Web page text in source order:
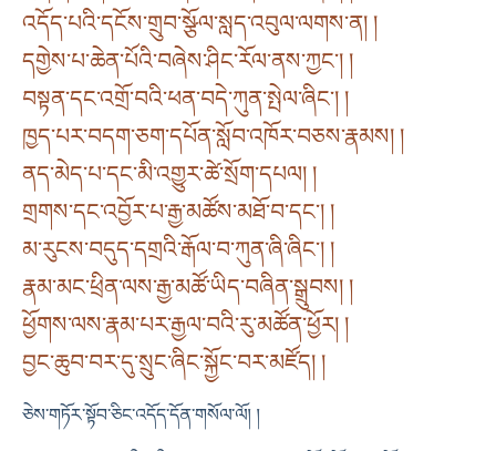
འདོད་པའི་དངོས་གྲུབ་སྩོལ་སླད་འབུལ་ལགས་ན། །
དགྱེས་པ་ཆེན་པོའི་བཞེས་ཤིང་རོལ་ནས་ཀྱང༌། །
བསྟན་དང་འགྲོ་བའི་ཕན་བདེ་ཀུན་སྤེལ་ཞིང༌། །
ཁྱད་པར་བདག་ཅག་དཔོན་སློབ་འཁོར་བཅས་རྣམས། །
ནད་མེད་པ་དང་མི་འགྱུར་ཚེ་སྲོག་དཔལ། །
གྲགས་དང་འབྱོར་པ་རྒྱ་མཚོས་མཐོ་བ་དང༌། །
མ་རུངས་བདུད་དགྲའི་རྒོལ་བ་ཀུན་ཞི་ཞིང༌། །
རྣམ་མང་ཕྲིན་ལས་རྒྱ་མཚོ་ཡིད་བཞིན་སྒྲུབས། །
ཕྱོགས་ལས་རྣམ་པར་རྒྱལ་བའི་རུ་མཚོན་ཕྱོར། །
བྱང་ཆུབ་བར་དུ་སྲུང་ཞིང་སྐྱོང་བར་མཛོད། །
ཅེས་གཏོར་སྟོབ་ཅིང་འདོད་དོན་གསོལ་ལོ། །